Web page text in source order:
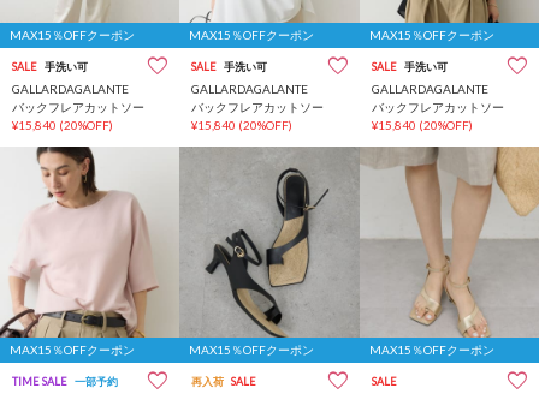
MAX15％OFFクーポン
SALE 手洗い可
GALLARDAGALANTE
バックフレアカットソー
¥15,840 (20%OFF)
MAX15％OFFクーポン
SALE 手洗い可
GALLARDAGALANTE
バックフレアカットソー
¥15,840 (20%OFF)
MAX15％OFFクーポン
SALE 手洗い可
GALLARDAGALANTE
バックフレアカットソー
¥15,840 (20%OFF)
MAX15％OFFクーポン
TIME SALE 一部予約
MAX15％OFFクーポン
再入荷 SALE
MAX15％OFFクーポン
SALE